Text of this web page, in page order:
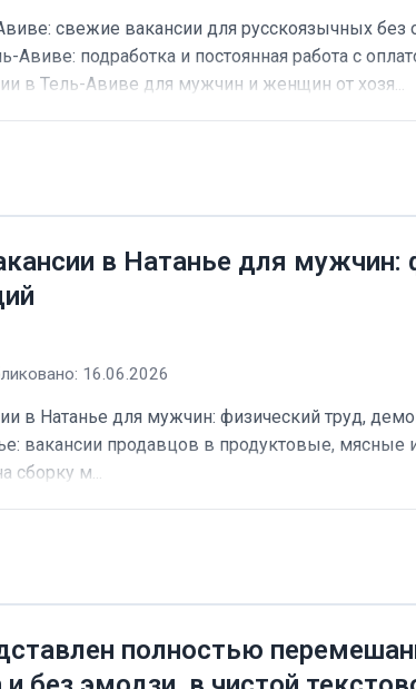
свежие вакансии для русскоязычных без
Авиве: подработка и постоянная работа с
в Тель-Авиве для мужчин и женщин от хозя...
в Натанье для
16.06.2026
в Натанье для мужчин: физический труд,
вакансии продавцов в продуктовые, мясные
сборку м...
полностью